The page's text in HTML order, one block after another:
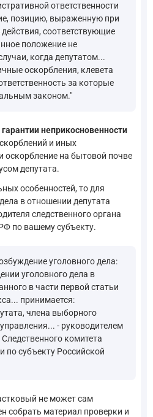
ответственности
позицию, выраженную при
действия, соответствующие
положение не
когда депутатом...
оскорбления, клевета
за которые
законом."
гарантии неприкосновенности
и иных
оскорбление на бытовой почве
депутата.
особенностей, то для
в отношении депутата
следственного органа
по вашему субъекту.
уголовного дела:
уголовного дела в
в части первой статьи
принимается:
члена выборного
- руководителем
комитета
по субъекту Российской
не может сам
собрать материал проверки и